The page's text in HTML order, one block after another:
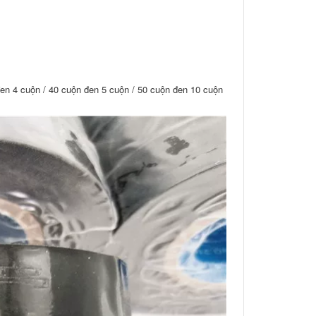
4 cuộn / 40 cuộn đen 5 cuộn / 50 cuộn đen 10 cuộn